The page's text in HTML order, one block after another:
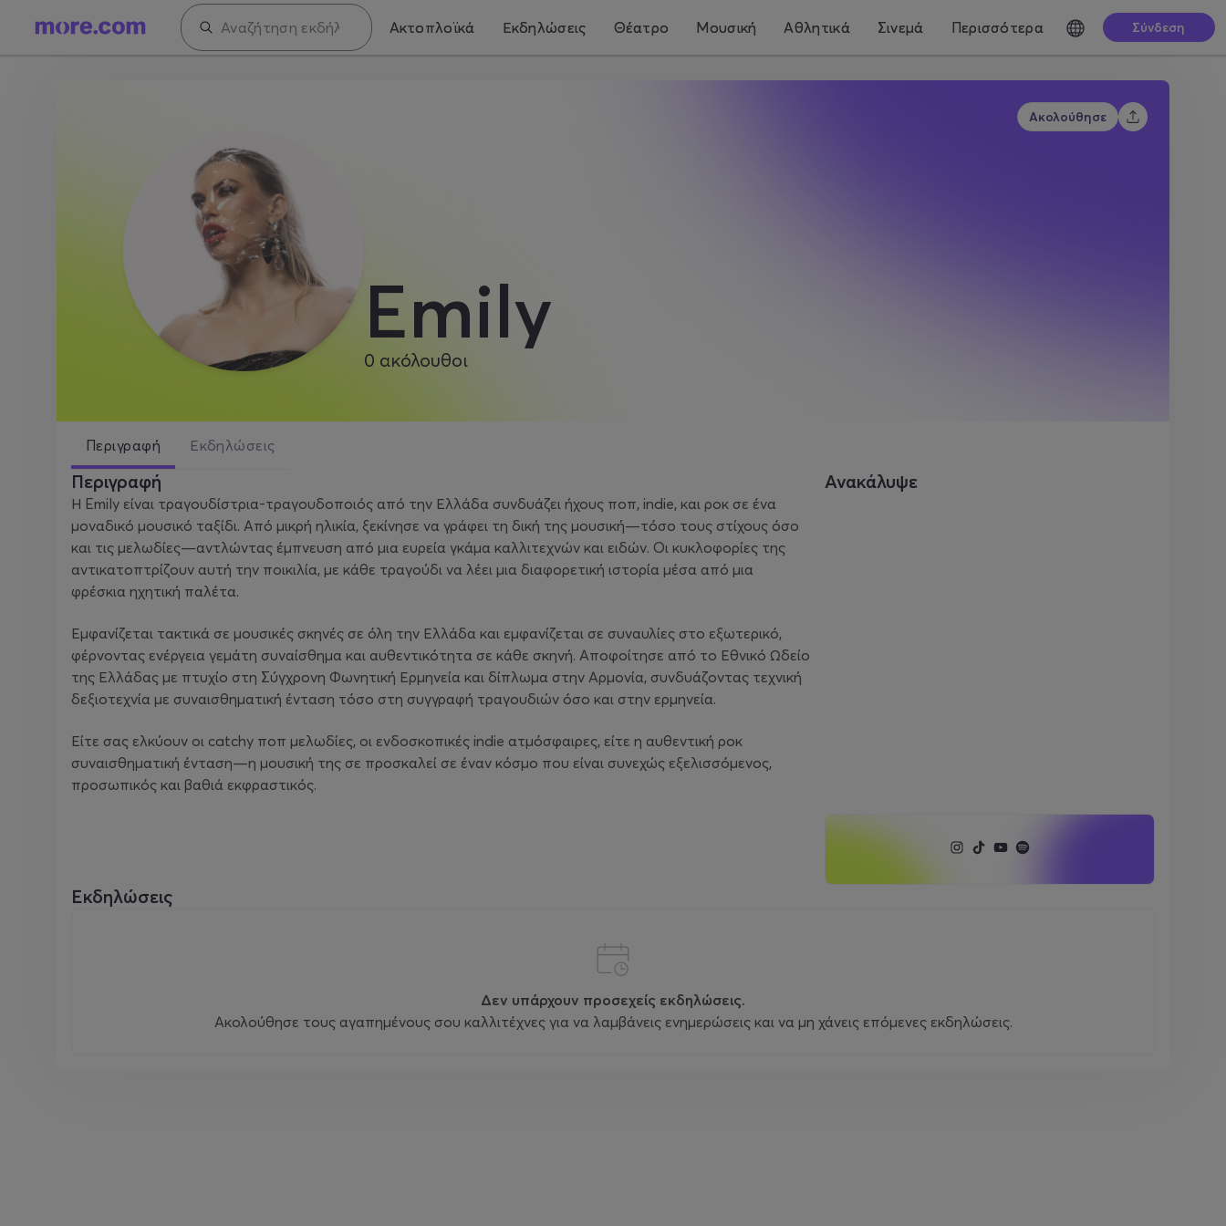
Ακτοπλοϊκά Εκδηλώσεις Θέατρο Μουσική Αθλητικά Σινεμά Περισσότερα Σύνδεση
Emily
0 ακόλουθοι
Ακολούθησε
Περιγραφή Εκδηλώσεις
Περιγραφή
Η Emily είναι τραγουδίστρια-τραγουδοποιός από την Ελλάδα συνδυάζει ήχους ποπ, indie, και ροκ σε ένα
μοναδικό μουσικό ταξίδι. Από μικρή ηλικία, ξεκίνησε να γράφει τη δική της μουσική—τόσο τους στίχους όσο
και τις μελωδίες—αντλώντας έμπνευση από μια ευρεία γκάμα καλλιτεχνών και ειδών. Οι κυκλοφορίες της
αντικατοπτρίζουν αυτή την ποικιλία, με κάθε τραγούδι να λέει μια διαφορετική ιστορία μέσα από μια
φρέσκια ηχητική παλέτα.
Εμφανίζεται τακτικά σε μουσικές σκηνές σε όλη την Ελλάδα και εμφανίζεται σε συναυλίες στο εξωτερικό,
φέρνοντας ενέργεια γεμάτη συναίσθημα και αυθεντικότητα σε κάθε σκηνή. Αποφοίτησε από το Εθνικό Ωδείο
της Ελλάδας με πτυχίο στη Σύγχρονη Φωνητική Ερμηνεία και δίπλωμα στην Αρμονία, συνδυάζοντας τεχνική
δεξιοτεχνία με συναισθηματική ένταση τόσο στη συγγραφή τραγουδιών όσο και στην ερμηνεία.
Είτε σας ελκύουν οι catchy ποπ μελωδίες, οι ενδοσκοπικές indie ατμόσφαιρες, είτε η αυθεντική ροκ
συναισθηματική ένταση—η μουσική της σε προσκαλεί σε έναν κόσμο που είναι συνεχώς εξελισσόμενος,
προσωπικός και βαθιά εκφραστικός.
Ανακάλυψε
Εκδηλώσεις
Δεν υπάρχουν προσεχείς εκδηλώσεις.
Ακολούθησε τους αγαπημένους σου καλλιτέχνες για να λαμβάνεις ενημερώσεις και να μη χάνεις επόμενες εκδηλώσεις.